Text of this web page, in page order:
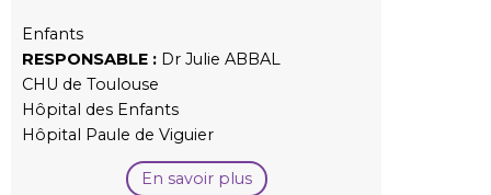
Enfants
RESPONSABLE : Dr Julie ABBAL
CHU de Toulouse
Hôpital des Enfants
Hôpital Paule de Viguier
En savoir plus